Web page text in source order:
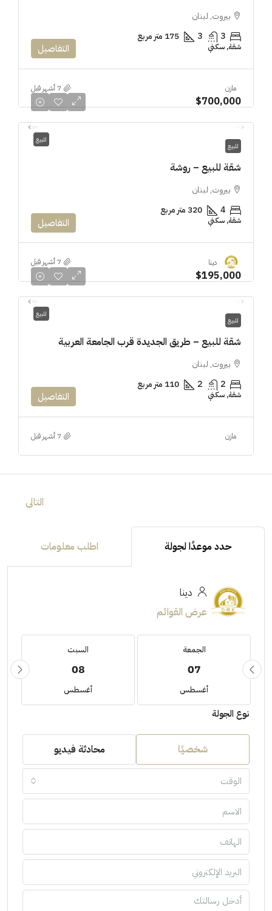
بيروت, لبنان
3
3 175 متر مربع
شقة, سكني التفاصيل
مازن
للبيع
$700,000
للبيع
شقة للبيع – روشة
بيروت, لبنان
4 320 متر مربع
شقة, سكني التفاصيل
دينا
للبيع
$195,000
للبيع
شقة للبيع – طريق الجديدة قرب الجامعة العربية
بيروت, لبنان
2
2 110 متر مربع
شقة, سكني التفاصيل
مازن
التالى
حدد موعدًا لجولة اطلب معلومات
دينا
عرض القوائم
الجمعة
07
أغسطس
السبت
08
أغسطس
نوع الجولة
شخصيًا محادثة فيديو
الوقت